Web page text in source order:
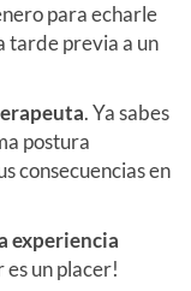
para echarle
tarde previa a un
. Ya sabes
postura
consecuencias en
experiencia
es un placer!